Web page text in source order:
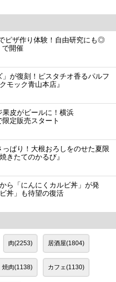
ピザ作り体験！自由研究にも◎
で開催
が復刻！ピスタチオ香るパルフ
モック青山本店』
皮がビールに！横浜
限定販売スタート
ぱり！大根おろしをのせた夏限
きたてのかるび』
ら「にんにくカルビ丼」が発
丼」も待望の復活
肉(2253) 居酒屋(1804)
焼肉(1138) カフェ(1130)